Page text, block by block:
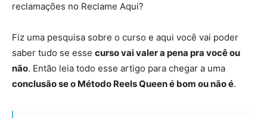
reclamações no Reclame Aqui?
Fiz uma pesquisa sobre o curso e aqui você vai poder
saber tudo se esse curso vai valer a pena pra você ou
não. Então leia todo esse artigo para chegar a uma
conclusão se o Método Reels Queen é bom ou não é.